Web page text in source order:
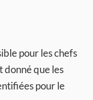
pour les chefs
donné que les
pour le